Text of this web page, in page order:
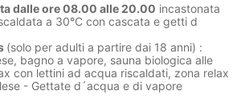
dalle ore 08.00 alle 20.00 incastonata
a 30°C con cascata e getti d
(solo per adulti a partire dai 18 anni) :
bagno a vapore, sauna biologica alle
con lettini ad acqua riscaldati, zona relax
- Gettate d´acqua e di vapore